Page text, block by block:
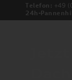
Telefon: +49
24h-